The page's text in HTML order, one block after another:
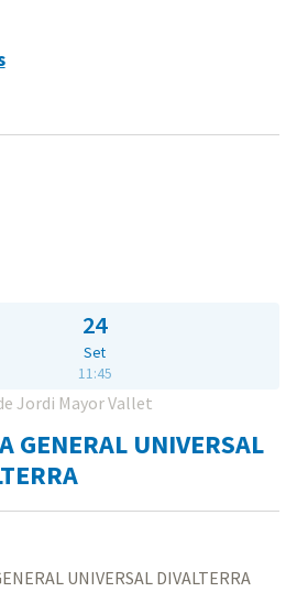
24
Set
11:45
Jordi Mayor Vallet
GENERAL UNIVERSAL
UNIVERSAL DIVALTERRA